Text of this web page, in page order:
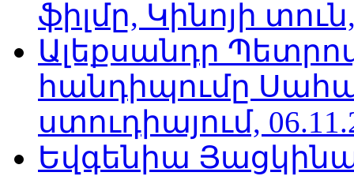
ֆիլմը, Կինոյի տուն,
Ալեքսանդր
հանդիպումը
ստուդիայում,
Եվգենիա